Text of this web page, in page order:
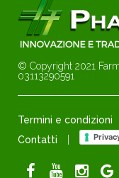
© Copyright 2021
03113290591
Termini e condizioni
Contatti